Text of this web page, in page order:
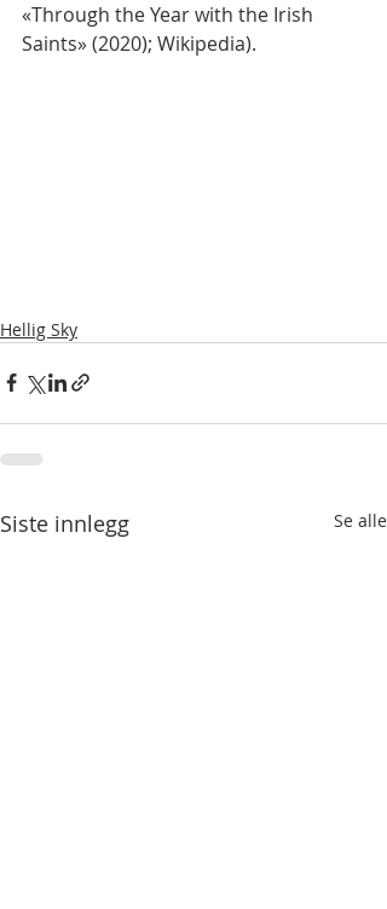
«Through the Year with the Irish
Saints» (2020); Wikipedia).
Hellig Sky
Siste innlegg Se alle